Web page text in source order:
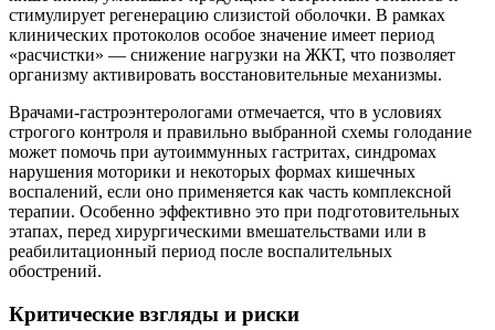
стимулирует регенерацию слизистой оболочки. В рамках
клинических протоколов особое значение имеет период
«расчистки» — снижение нагрузки на ЖКТ, что позволяет
организму активировать восстановительные механизмы.
Врачами-гастроэнтерологами отмечается, что в условиях
строгого контроля и правильно выбранной схемы голодание
может помочь при аутоиммунных гастритах, синдромах
нарушения моторики и некоторых формах кишечных
воспалений, если оно применяется как часть комплексной
терапии. Особенно эффективно это при подготовительных
этапах, перед хирургическими вмешательствами или в
реабилитационный период после воспалительных
обострений.
Критические взгляды и риски